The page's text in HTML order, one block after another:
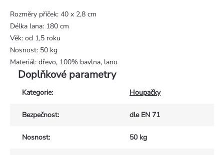
Rozměry příček: 40 x 2,8 cm
Délka lana: 180 cm
Věk: od 1,5 roku
Nosnost: 50 kg
Materiál: dřevo, 100% bavlna, lano
Doplňkové parametry
Kategorie: Houpačky
Bezpečnost: dle EN 71
Nosnost: 50 kg